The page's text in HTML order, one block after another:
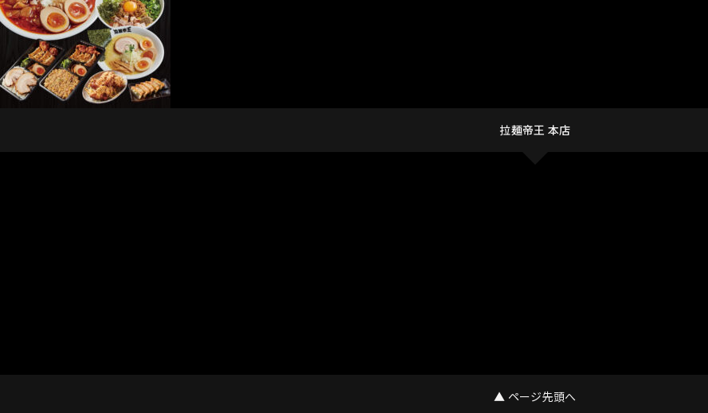
拉麺帝王 本店
▲ ページ先頭へ